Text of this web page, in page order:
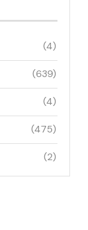
(4)
(639)
(4)
(475)
(2)